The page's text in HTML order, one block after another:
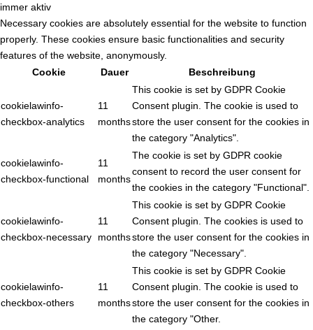
immer aktiv
Necessary cookies are absolutely essential for the website to function
properly. These cookies ensure basic functionalities and security
features of the website, anonymously.
Cookie
Dauer Beschreibung
cookielawinfo-
checkbox-analytics
11
months
This cookie is set by GDPR Cookie
Consent plugin. The cookie is used to
store the user consent for the cookies in
the category "Analytics".
cookielawinfo-
checkbox-functional
11
months
The cookie is set by GDPR cookie
consent to record the user consent for
the cookies in the category "Functional".
cookielawinfo-
checkbox-necessary
11
months
This cookie is set by GDPR Cookie
Consent plugin. The cookies is used to
store the user consent for the cookies in
the category "Necessary".
cookielawinfo-
checkbox-others
11
months
This cookie is set by GDPR Cookie
Consent plugin. The cookie is used to
store the user consent for the cookies in
the category "Other.